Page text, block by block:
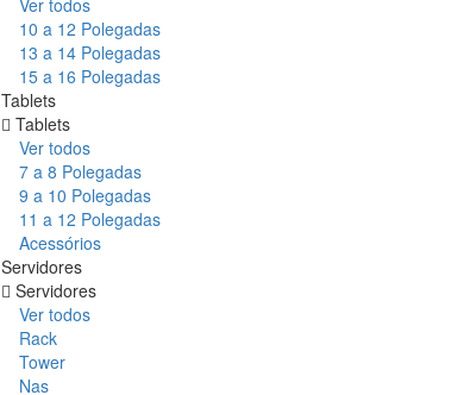
10 a 12 Polegadas
13 a 14 Polegadas
15 a 16 Polegadas
Tablets
Tablets
Ver todos
7 a 8 Polegadas
9 a 10 Polegadas
11 a 12 Polegadas
Acessórios
Servidores
Servidores
Ver todos
Rack
Tower
Nas